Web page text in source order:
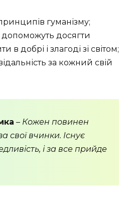
гуманізму;
допоможуть досягти
в добрі і злагоді зі світом;
за кожний свій
– Кожен повинен
свої вчинки. Існує
і за все прийде